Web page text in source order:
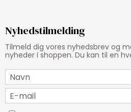
Nyhedstilmelding
Tilmeld dig vores nyhedsbrev og
nyheder i shoppen. Du kan til en